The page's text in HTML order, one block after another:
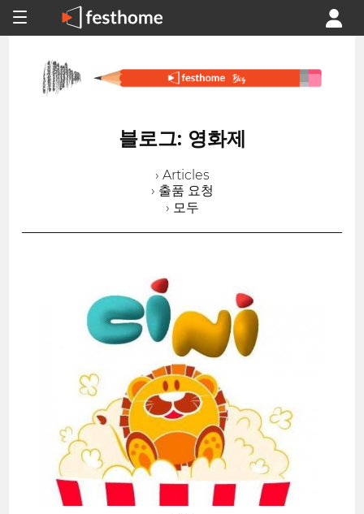
블로그: 영화제
› Articles
› 출품 요청
› 모두